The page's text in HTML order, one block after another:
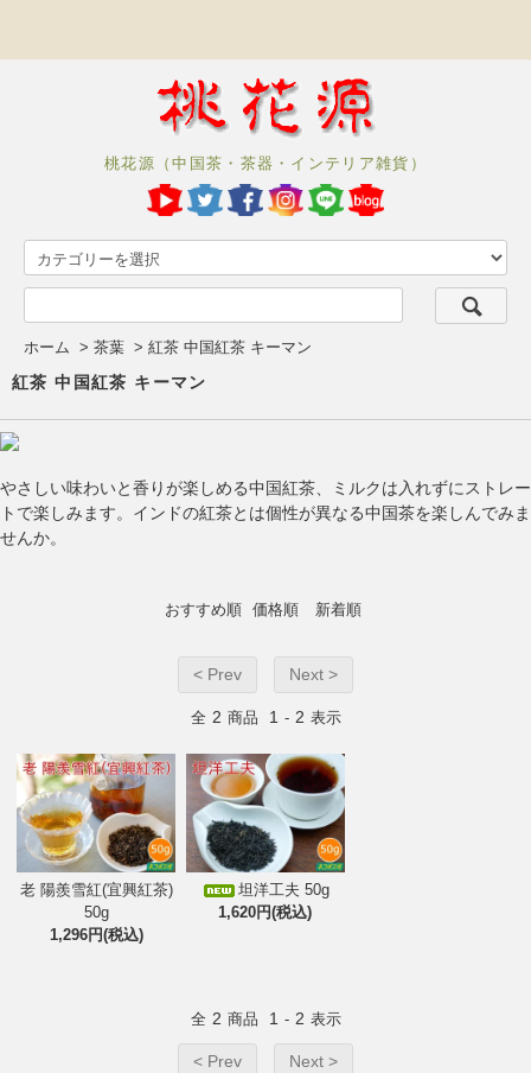
桃花源（中国茶・茶器・インテリア雑貨）
ホーム > 茶葉 > 紅茶 中国紅茶 キーマン
紅茶 中国紅茶 キーマン
やさしい味わいと香りが楽しめる中国紅茶、ミルクは入れずにストレー
トで楽しみます。インドの紅茶とは個性が異なる中国茶を楽しんでみま
せんか。
おすすめ順 価格順 新着順
< Prev Next >
全 2 商品 1 - 2 表示
老 陽羨雪紅(宜興紅茶)
50g
1,296円(税込)
坦洋工夫 50g
1,620円(税込)
全 2 商品 1 - 2 表示
< Prev Next >